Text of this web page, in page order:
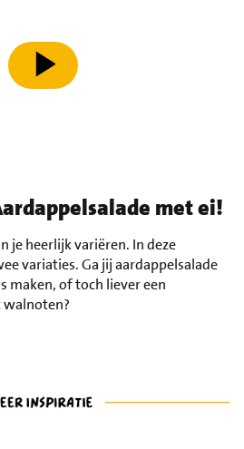
speel video af
met ei!
je heerlijk variëren. In deze
variaties. Ga jij aardappelsalade
maken, of toch liever een
walnoten?